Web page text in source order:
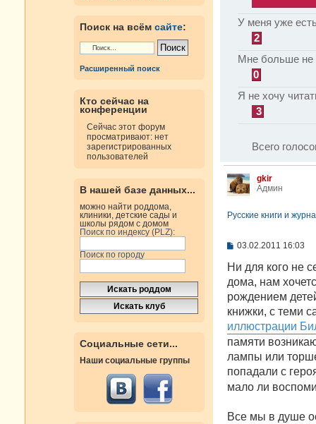
Поиск на всём сайте:
Расширенный поиск
Кто сейчас на
конференции
Сейчас этот форум
просматривают: нет
зарегистрированных
пользователей
В нашей базе данных...
можно найти роддома,
клиники, детские сады и
школы рядом с домом
Поиск по индексу (PLZ):
Поиск по городу
Социальные сети...
Наши социальные группы
У меня уже
2
Мне больше не
0
Я не хочу
3
Всего
gkir
Админ
Русские книги и
С
о
щ
е
и
е
03.02.2011 16:03
Ни для кого не
дома, нам
рождением
книжки, с теми
иллюстрации
памяти
лампы или
попадали с
мало ли
Все мы в душе